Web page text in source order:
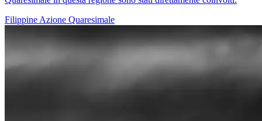
Filippine Azione Quaresimale